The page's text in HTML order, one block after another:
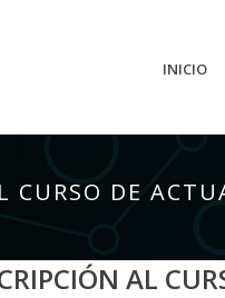
INICIO
CURSO DE
AL